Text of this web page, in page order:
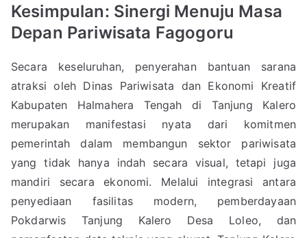
Kesimpulan: Sinergi Menuju Masa
Depan Pariwisata Fagogoru
Secara keseluruhan, penyerahan bantuan sarana
atraksi oleh Dinas Pariwisata dan Ekonomi Kreatif
Kabupaten Halmahera Tengah di Tanjung Kalero
merupakan manifestasi nyata dari komitmen
pemerintah dalam membangun sektor pariwisata
yang tidak hanya indah secara visual, tetapi juga
mandiri secara ekonomi. Melalui integrasi antara
penyediaan fasilitas modern, pemberdayaan
Pokdarwis Tanjung Kalero Desa Loleo, dan